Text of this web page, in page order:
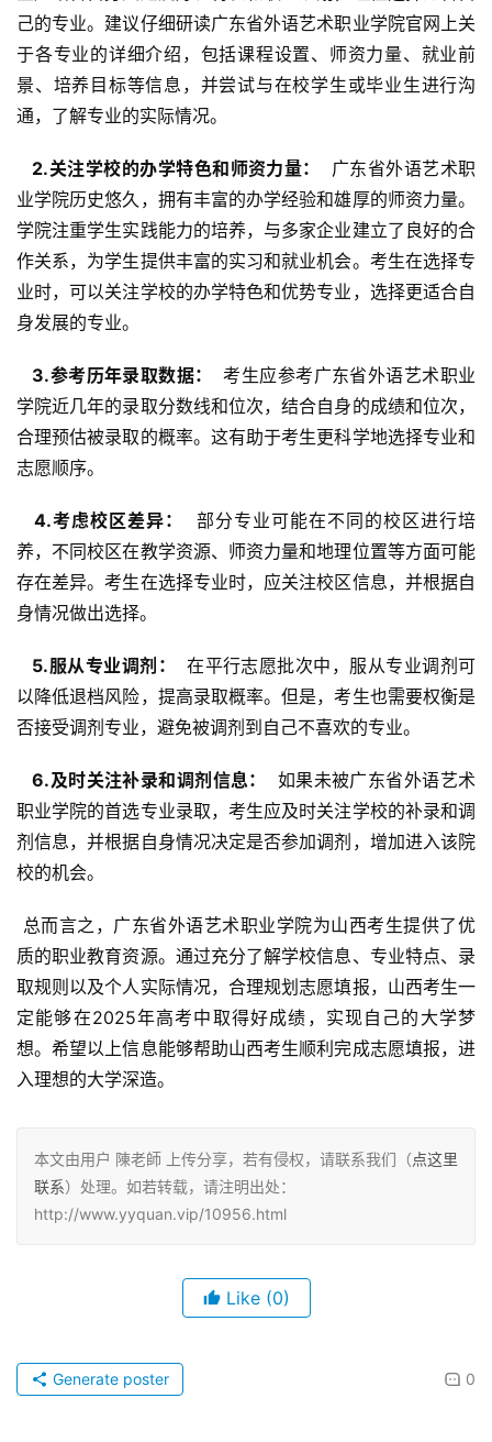
己的专业。建议仔细研读广东省外语艺术职业学院官网上关
于各专业的详细介绍，包括课程设置、师资力量、就业前
景、培养目标等信息，并尝试与在校学生或毕业生进行沟
通，了解专业的实际情况。
  2.关注学校的办学特色和师资力量：
广东省外语艺术职
业学院历史悠久，拥有丰富的办学经验和雄厚的师资力量。
学院注重学生实践能力的培养，与多家企业建立了良好的合
作关系，为学生提供丰富的实习和就业机会。考生在选择专
业时，可以关注学校的办学特色和优势专业，选择更适合自
身发展的专业。
  3.参考历年录取数据：
考生应参考广东省外语艺术职业
学院近几年的录取分数线和位次，结合自身的成绩和位次，
合理预估被录取的概率。这有助于考生更科学地选择专业和
志愿顺序。
  4.考虑校区差异：
部分专业可能在不同的校区进行培
养，不同校区在教学资源、师资力量和地理位置等方面可能
存在差异。考生在选择专业时，应关注校区信息，并根据自
身情况做出选择。
  5.服从专业调剂：
在平行志愿批次中，服从专业调剂可
以降低退档风险，提高录取概率。但是，考生也需要权衡是
否接受调剂专业，避免被调剂到自己不喜欢的专业。
  6.及时关注补录和调剂信息：
如果未被广东省外语艺术
职业学院的首选专业录取，考生应及时关注学校的补录和调
剂信息，并根据自身情况决定是否参加调剂，增加进入该院
校的机会。
质的职业教育资源。通过充分了解学校信息、专业特点、录
取规则以及个人实际情况，合理规划志愿填报，山西考生一
定能够在2025年高考中取得好成绩，实现自己的大学梦
想。希望以上信息能够帮助山西考生顺利完成志愿填报，进
入理想的大学深造。
本文由用户 陳老師 上传分享，若有侵权，请联系我们（点这里
联系）处理。如若转载，请注明出处：
http://www.yyquan.vip/10956.html
Like (0)
0
Generate poster